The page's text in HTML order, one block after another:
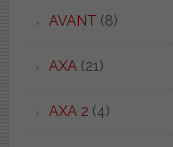
AVANT (8)
AXA(21)
AXA 2 (4)